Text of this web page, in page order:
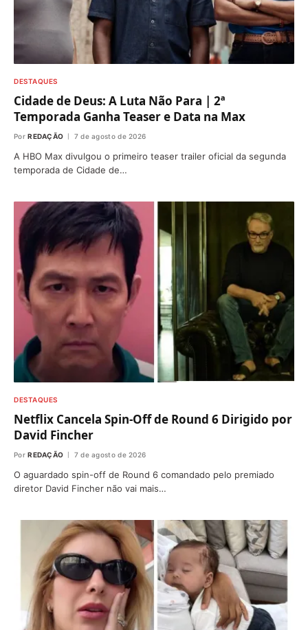
DESTAQUES
Cidade de Deus: A Luta Não Para | 2ª
Temporada Ganha Teaser e Data na Max
Por REDAÇÃO 7 de agosto de 2026
A HBO Max divulgou o primeiro teaser trailer oficial da segunda
temporada de Cidade de…
DESTAQUES
Netflix Cancela Spin-Off de Round 6 Dirigido por
David Fincher
Por REDAÇÃO 7 de agosto de 2026
O aguardado spin-off de Round 6 comandado pelo premiado
diretor David Fincher não vai mais…